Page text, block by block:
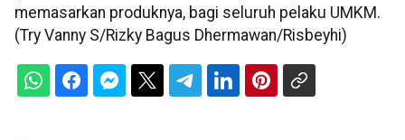
memasarkan produknya, bagi seluruh pelaku UMKM.
(Try Vanny S/Rizky Bagus Dhermawan/Risbeyhi)